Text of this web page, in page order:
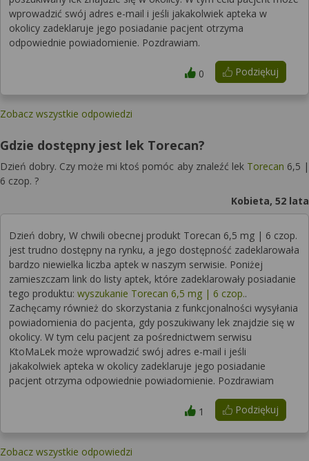
wprowadzić swój adres e-mail i jeśli jakakolwiek apteka w
okolicy zadeklaruje jego posiadanie pacjent otrzyma
odpowiednie powiadomienie. Pozdrawiam.
Podziękuj
0
Zobacz wszystkie odpowiedzi
Gdzie dostępny jest lek Torecan?
Dzień dobry. Czy może mi ktoś pomóc aby znaleźć lek Torecan 6,5 |
6 czop. ?
Kobieta, 52 lata
Dzień dobry, W chwili obecnej produkt Torecan 6,5 mg | 6 czop.
jest trudno dostępny na rynku, a jego dostępność zadeklarowała
bardzo niewielka liczba aptek w naszym serwisie. Poniżej
zamieszczam link do listy aptek, które zadeklarowały posiadanie
tego produktu: wyszukanie Torecan 6,5 mg | 6 czop..
Zachęcamy również do skorzystania z funkcjonalności wysyłania
powiadomienia do pacjenta, gdy poszukiwany lek znajdzie się w
okolicy. W tym celu pacjent za pośrednictwem serwisu
KtoMaLek może wprowadzić swój adres e-mail i jeśli
jakakolwiek apteka w okolicy zadeklaruje jego posiadanie
pacjent otrzyma odpowiednie powiadomienie. Pozdrawiam
Podziękuj
1
Zobacz wszystkie odpowiedzi